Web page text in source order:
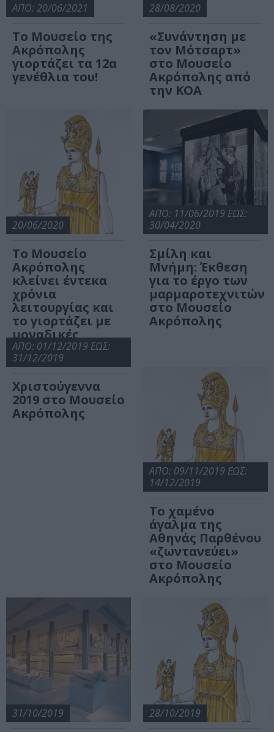
ΑΠΟ: 20/06/2021
Το Μουσείο της
Ακρόπολης
γιορτάζει τα 12α
γενέθλια του!
28/08/2020
«Συνάντηση με
τον Μότσαρτ»
στο Μουσείο
Ακρόπολης από
την ΚΟΑ
20/06/2020
Το Μουσείο
Ακρόπολης
κλείνει έντεκα
χρόνια
λειτουργίας και
το γιορτάζει με
μοναδικές
δράσεις
ΑΠΟ: 11/06/2019 ΕΩΣ:
30/04/2020
Σμίλη και
Μνήμη: Έκθεση
για το έργο των
μαρμαροτεχνιτών
στο Μουσείο
Ακρόπολης
ΑΠΟ: 01/12/2019 ΕΩΣ:
31/12/2019
Χριστούγεννα
2019 στο Μουσείο
Ακρόπολης
ΑΠΟ: 09/11/2019 ΕΩΣ:
14/12/2019
Το χαμένο
άγαλμα της
Αθηνάς Παρθένου
«ζωντανεύει»
στο Μουσείο
Ακρόπολης
31/10/2019 28/10/2019